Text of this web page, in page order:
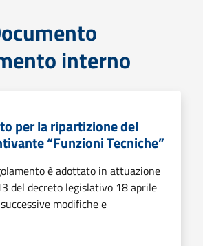
interno
per la ripartizione del
“Funzioni Tecniche”
è adottato in attuazione
del decreto legislativo 18 aprile
modifiche e